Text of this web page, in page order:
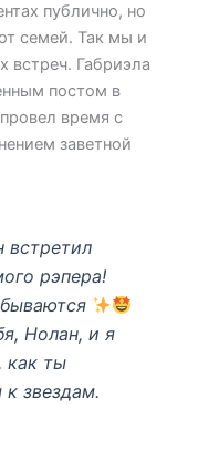
публично, но
семей. Так мы и
встреч. Габриэла
постом в
время с
заветной
встретил
рэпера!
Нолан, и я
как ты
звездам.